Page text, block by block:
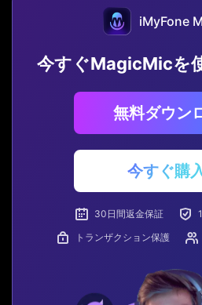
iMyFone
今すぐMagicMicを
無料ダウン
今すぐ購
30日間返金保証
トランザクション保護